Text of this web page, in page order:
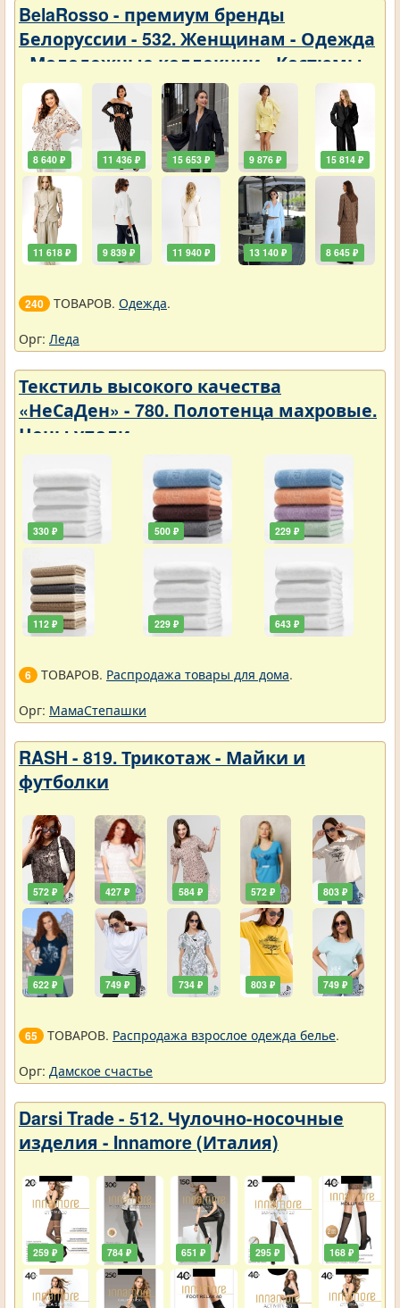
BelaRosso - премиум бренды
Белоруссии - 532. Женщинам - Одежда
- Молодежные коллекции - Костюмы
8 640 ₽
11 618 ₽
11 436 ₽
9 839 ₽
15 653 ₽
11 940 ₽
9 876 ₽
13 140 ₽
15 814 ₽
8 645 ₽
240 ТОВАРОВ. Одежда.
Орг: Леда
Текстиль высокого качества
«НеСаДен» - 780. Полотенца махровые.
Цены упали
330 ₽
112 ₽
500 ₽
229 ₽
229 ₽
643 ₽
6 ТОВАРОВ. Распродажа товары для дома.
Орг: МамаСтепашки
RASH - 819. Трикотаж - Майки и
футболки
572 ₽
622 ₽
427 ₽
749 ₽
584 ₽
734 ₽
572 ₽
803 ₽
803 ₽
749 ₽
65 ТОВАРОВ. Распродажа взрослое одежда белье.
Орг: Дамское счастье
Darsi Trade - 512. Чулочно-носочные
изделия - Innamore (Италия)
259 ₽ 784 ₽ 651 ₽ 295 ₽ 168 ₽